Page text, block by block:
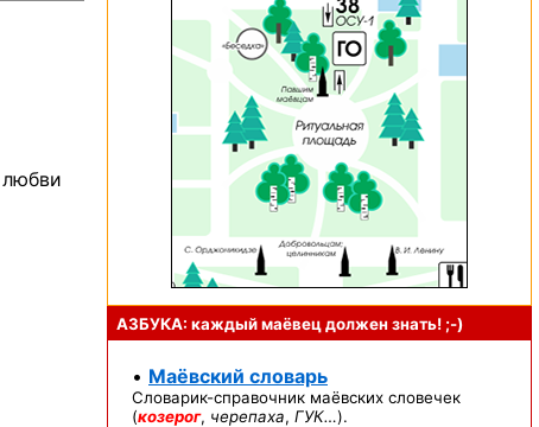
АЗБУКА: каждый маёвец должензнать! ;-)
• Маёвский словарь
Словарик-справочник маёвских словечек
(козерог, черепаха, ГУК…).